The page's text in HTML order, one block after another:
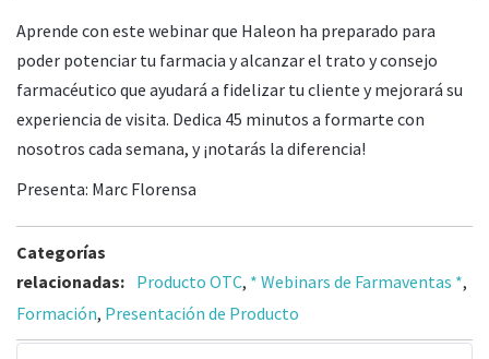
Aprende con este webinar que Haleon ha preparado para
poder potenciar tu farmacia y alcanzar el trato y consejo
farmacéutico que ayudará a fidelizar tu cliente y mejorará su
experiencia de visita. Dedica 45 minutos a formarte con
nosotros cada semana, y ¡notarás la diferencia!
Presenta: Marc Florensa
Categorías
relacionadas: Producto OTC, * Webinars de Farmaventas *,
Formación, Presentación de Producto